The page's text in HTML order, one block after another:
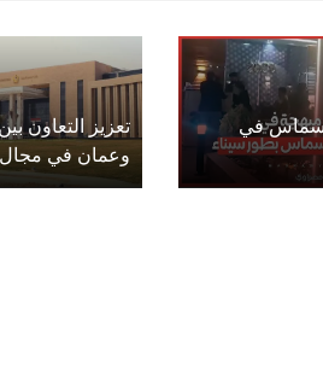
في
تعزيز التعاون
وعمان في مجال